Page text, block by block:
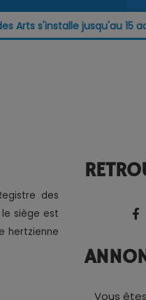
s'installe jusqu'au 15 août
des
le siège est
hertzienne
Vous